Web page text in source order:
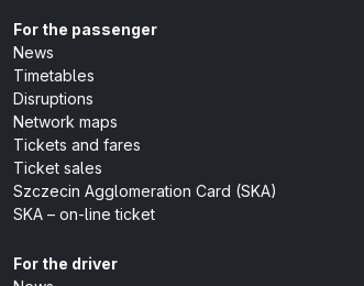
For the passenger
News
Timetables
Disruptions
Network maps
Tickets and fares
Ticket sales
Szczecin Agglomeration Card (SKA)
SKA – on-line ticket
For the driver